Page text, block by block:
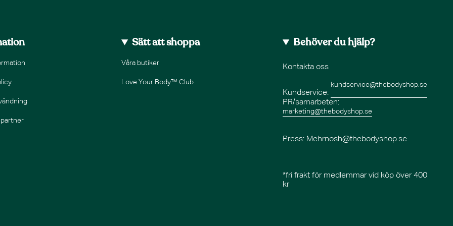
Sätt att shoppa
Våra butiker
Love Your Body™ Club
Behöver du hjälp?
Kontakta oss
Kundservice:
kundservice@thebodyshop.se
PR/samarbeten:
marketing@thebodyshop.se
Press: Mehrnosh@thebodyshop.se
*fri frakt för medlemmar vid köp över 400
kr